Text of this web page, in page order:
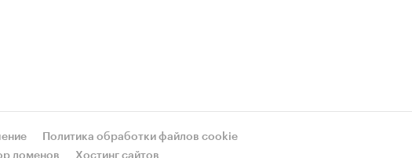
Политика обработки файлов cookie
доменов Хостинг сайтов